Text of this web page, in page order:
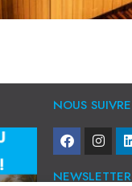
NOUS SUIVRE
NEWSLETTER